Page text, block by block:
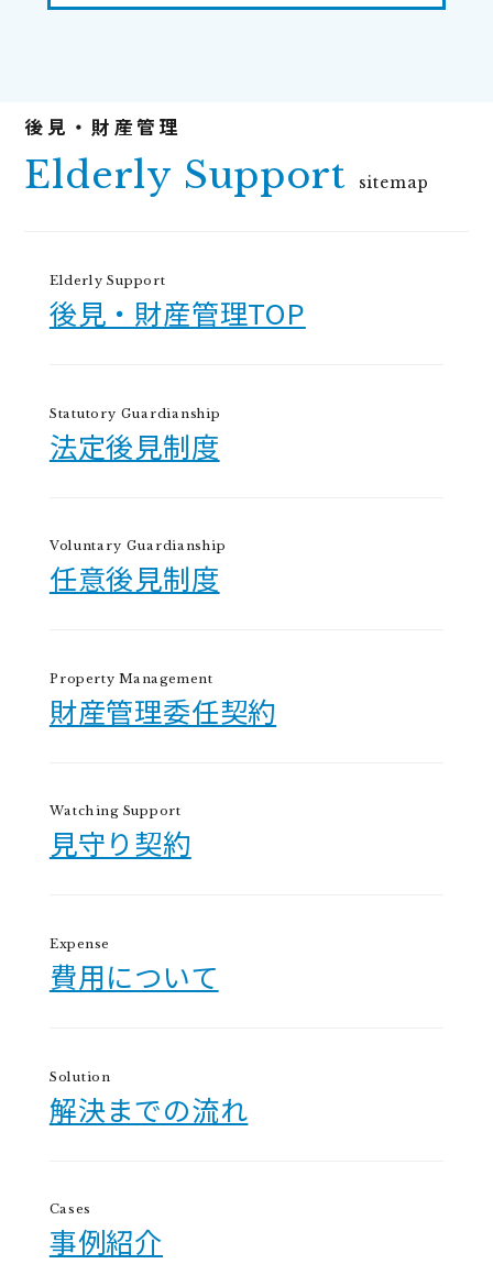
Elderly Support sitemap
Elderly Support
後見・財産管理TOP
Statutory Guardianship
法定後見制度
Voluntary Guardianship
任意後見制度
Property Management
財産管理委任契約
Watching Support
見守り契約
Expense
費用について
Solution
解決までの流れ
Cases
事例紹介